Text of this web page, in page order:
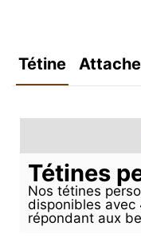
Tétine
Tétines
Nos tétines
disponibles avec
répondant aux